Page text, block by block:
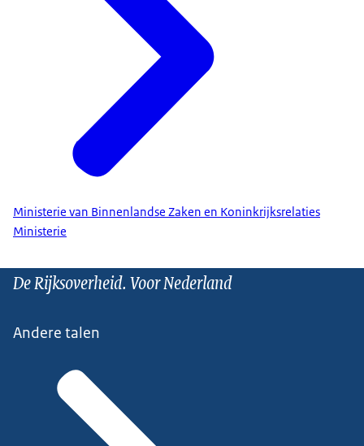
Ministerie van Binnenlandse Zaken en Koninkrijksrelaties
Ministerie
De Rijksoverheid. Voor Nederland
Andere talen